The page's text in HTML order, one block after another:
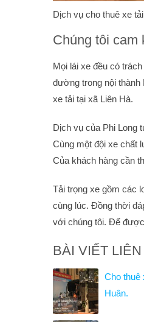
Dịch vụ cho thuê xe
Chúng tôi cam
Mọi lái xe đều có
đường trong nội thành
xe tải tại xã Liên Hà.
Dịch vụ của Phi Long
Cùng một đội xe chất
Của khách hàng cần
Tải trọng xe gồm các
cùng lúc. Đồng thời
với chúng tôi. Để
BÀI VIẾT
Cho thuê
Huân.